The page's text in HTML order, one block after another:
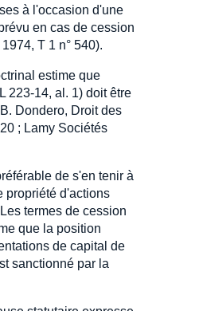
à l'occasion d'une
en cas de cession
T 1 n° 540).
estime que
223-14, al. 1) doit être
Dondero, Droit des
; Lamy Sociétés
de s'en tenir à
propriété d'actions
termes de cession
que la position
de capital de
sanctionné par la